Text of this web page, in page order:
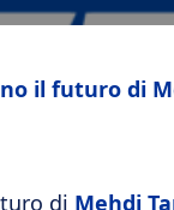
il futuro di
di Mehdi